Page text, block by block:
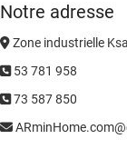
Notre adresse
Zone industrielle
53 781 958
73 587 850